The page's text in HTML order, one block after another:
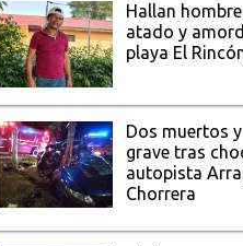
Hallan
atado y
playa El
Dos muertos
grave tras
autopista
Chorrera